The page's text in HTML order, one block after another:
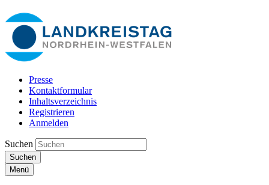
Presse
Kontaktformular
Inhaltsverzeichnis
Registrieren
Anmelden
Suchen
Suchen
Menü